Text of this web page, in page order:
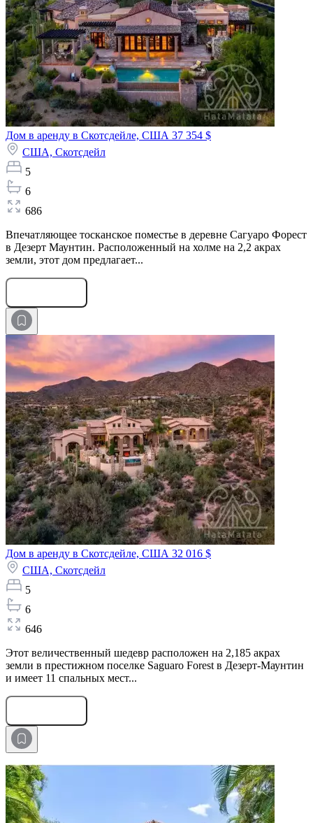
Дом в аренду в Скотсдейле, США 37 354 $
США, Скотсдейл
5
6
686
Впечатляющее тосканское поместье в деревне Сагуаро Форест
в Дезерт Маунтин. Расположенный на холме на 2,2 акрах
земли, этот дом предлагает...
Дом в аренду в Скотсдейле, США 32 016 $
США, Скотсдейл
5
6
646
Этот величественный шедевр расположен на 2,185 акрах
земли в престижном поселке Saguaro Forest в Дезерт-Маунтин
и имеет 11 спальных мест...